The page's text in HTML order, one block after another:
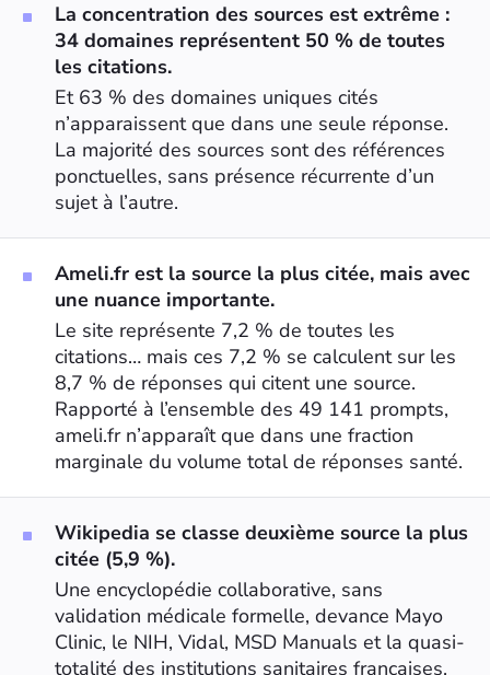
La concentration des sources est extrême :
34 domaines représentent 50 % de toutes
les citations.
Et 63 % des domaines uniques cités
n’apparaissent que dans une seule réponse.
La majorité des sources sont des références
ponctuelles, sans présence récurrente d’un
sujet à l’autre.
Ameli.fr est la source la plus citée, mais avec
une nuance importante.
Le site représente 7,2 % de toutes les
citations… mais ces 7,2 % se calculent sur les
8,7 % de réponses qui citent une source.
Rapporté à l’ensemble des 49 141 prompts,
ameli.fr n’apparaît que dans une fraction
marginale du volume total de réponses santé.
Wikipedia se classe deuxième source la plus
citée (5,9 %).
Une encyclopédie collaborative, sans
validation médicale formelle, devance Mayo
Clinic, le NIH, Vidal, MSD Manuals et la quasi-
totalité des institutions sanitaires françaises.